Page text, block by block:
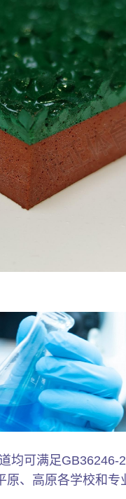
均可满足
、高原各学校和专